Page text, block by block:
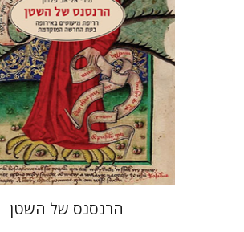
הנחת אתר ספר מודפס
$35
$32
הרנסנס של השטן